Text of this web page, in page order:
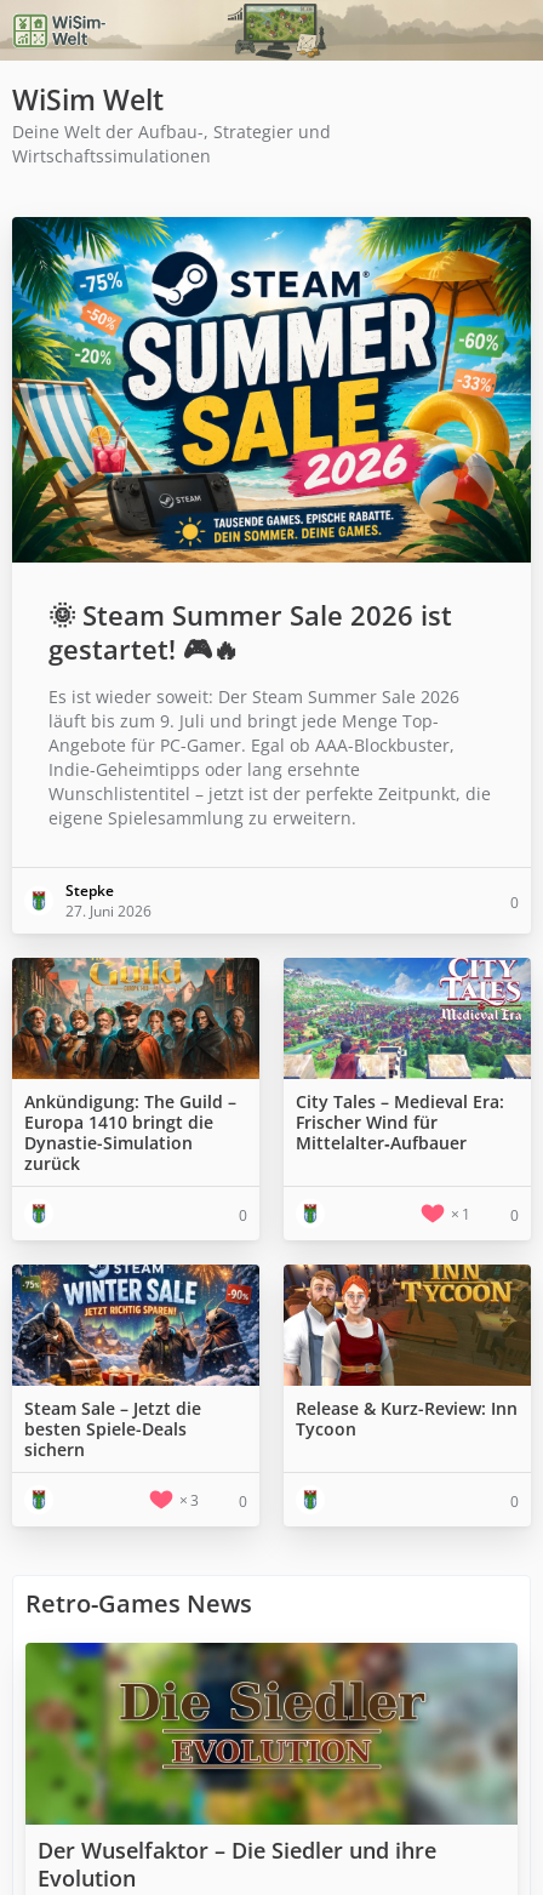
WiSim Welt
Deine Welt der Aufbau-, Strategier und
Wirtschaftssimulationen
🌞 Steam Summer Sale 2026 ist
gestartet! 🎮🔥
Es ist wieder soweit: Der Steam Summer Sale 2026
läuft bis zum 9. Juli und bringt jede Menge Top-
Angebote für PC-Gamer. Egal ob AAA-Blockbuster,
Indie-Geheimtipps oder lang ersehnte
Wunschlistentitel – jetzt ist der perfekte Zeitpunkt, die
eigene Spielesammlung zu erweitern.
Stepke
27. Juni 2026
0
Ankündigung: The Guild –
Europa 1410 bringt die
Dynastie-Simulation
zurück
0
City Tales – Medieval Era:
Frischer Wind für
Mittelalter‑Aufbauer
1 0
Steam Sale – Jetzt die
besten Spiele-Deals
sichern
3 0
Release & Kurz-Review: Inn
Tycoon
0
Retro-Games News
Der Wuselfaktor – Die Siedler und ihre
Evolution